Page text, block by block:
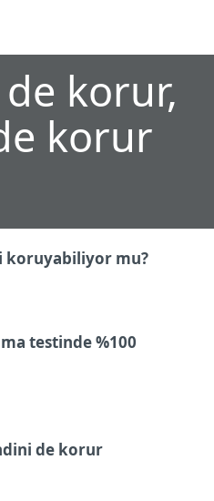
de korur,
korur
koruyabiliyor mu?
testinde %100
de korur